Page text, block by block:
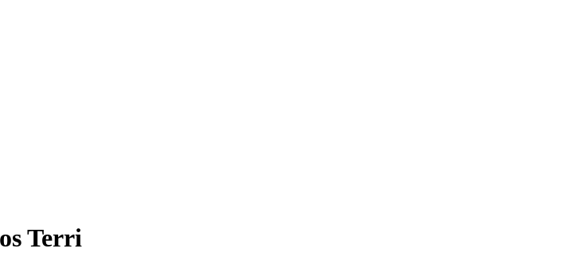
Terri